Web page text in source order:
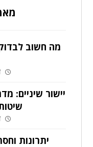
מה חשוב
יישור שיניים:
יתרונות